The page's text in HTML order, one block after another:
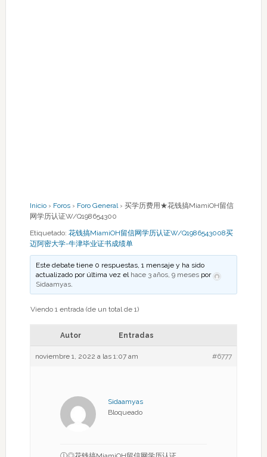
Inicio › Foros › Foro General › 买学历费用★花钱搞MiamiOH留信
网学历认证W/Q198654300
Etiquetado: 花钱搞MiamiOH留信网学历认证W/Q1986543008买
迈阿密大学-牛津毕业证书成绩单
Este debate tiene 0 respuestas, 1 mensaje y ha sido
actualizado por última vez el hace 3 años, 9 meses por
Sidaamyas.
Viendo 1 entrada (de un total de 1)
Autor Entradas
noviembre 1, 2022 a las 1:07 am #6777
Sidaamyas
Bloqueado